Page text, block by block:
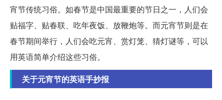
宵节传统习俗。如春节是中国最重要的节日之一，人们会
贴福字、贴春联、吃年夜饭、放鞭炮等。而元宵节则是在
春节期间举行，人们会吃元宵、赏灯笼、猜灯谜等，可以
用英语简单介绍这些习俗。
关于元宵节的英语手抄报